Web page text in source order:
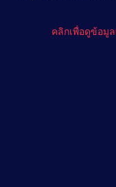
คลิกเพื่อดูข้อมูล